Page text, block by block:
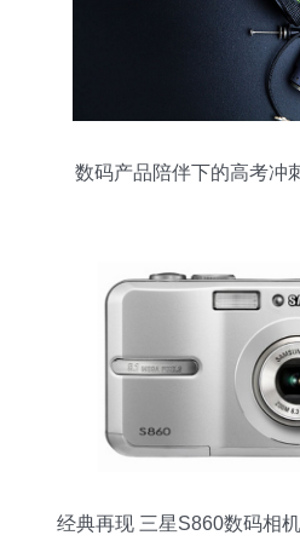
数码产品陪伴下的高考冲
经典再现 三星S860数码相